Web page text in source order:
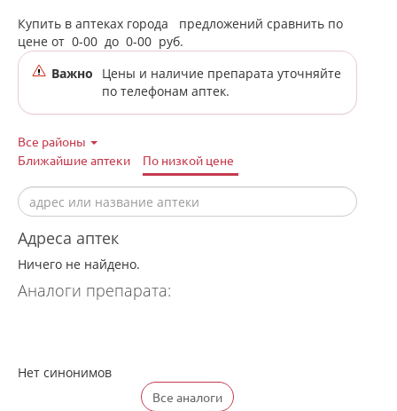
Купить в аптеках города
предложений сравнить по
цене от 0-00 до 0-00 руб.
Важно
Цены и наличие препарата уточняйте
по телефонам аптек.
Все районы
Ближайшие аптеки
По низкой цене
Адреса аптек
Ничего не найдено.
Аналоги препарата:
Нет синонимов
Все аналоги